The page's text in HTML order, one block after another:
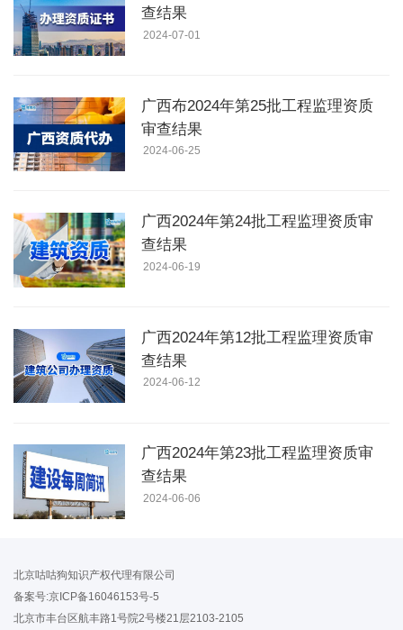
查结果
2024-07-01
广西布2024年第25批工程监理资质
审查结果
2024-06-25
广西2024年第24批工程监理资质审
查结果
2024-06-19
广西2024年第12批工程监理资质审
查结果
2024-06-12
广西2024年第23批工程监理资质审
查结果
2024-06-06
北京咕咕狗知识产权代理有限公司
备案号:京ICP备16046153号-5
北京市丰台区航丰路1号院2号楼21层2103-2105